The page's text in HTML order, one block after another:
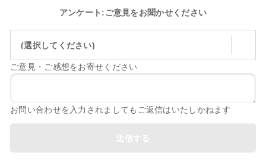
アンケート:ご意見をお聞かせください
(選択してください)
ご意見・ご感想をお寄せください
お問い合わせを入力されましてもご返信はいたしかねます